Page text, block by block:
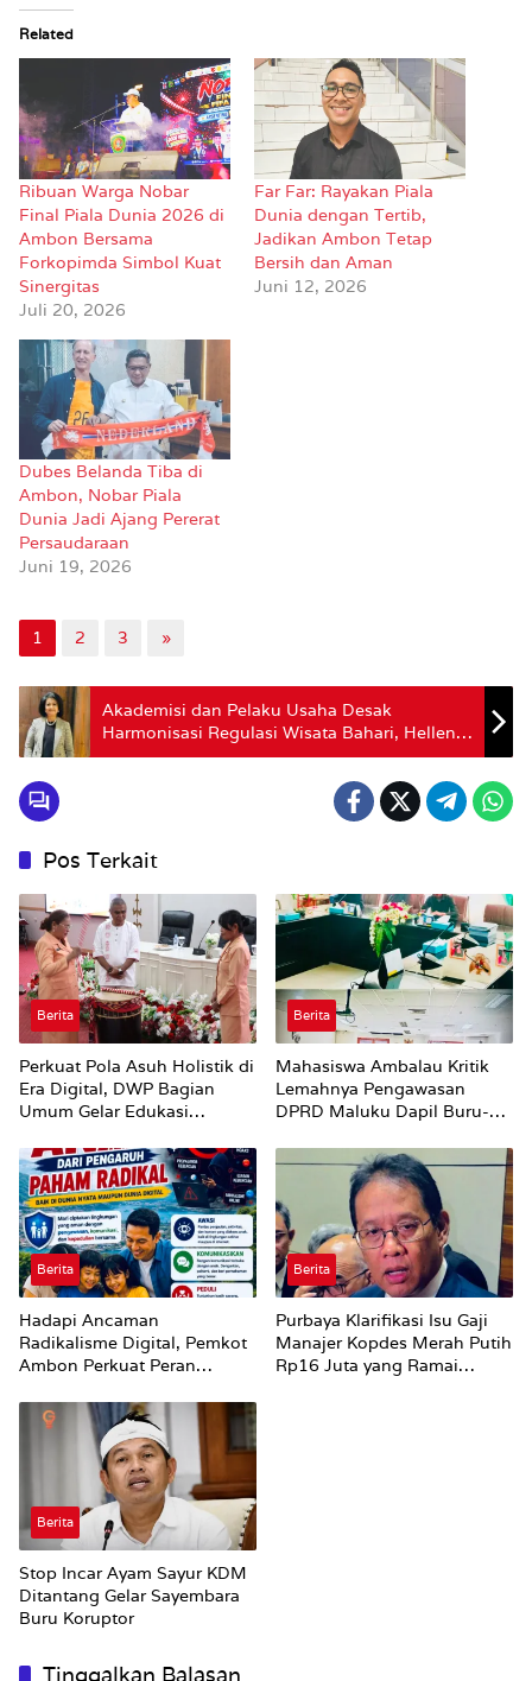
Related
Ribuan Warga Nobar
Final Piala Dunia 2026 di
Ambon Bersama
Forkopimda Simbol Kuat
Sinergitas
Juli 20, 2026
Far Far: Rayakan Piala
Dunia dengan Tertib,
Jadikan Ambon Tetap
Bersih dan Aman
Juni 12, 2026
Dubes Belanda Tiba di
Ambon, Nobar Piala
Dunia Jadi Ajang Pererat
Persaudaraan
Juni 19, 2026
1 2 3 »
Akademisi dan Pelaku Usaha Desak
Harmonisasi Regulasi Wisata Bahari, Hellen
de Lima: Berpotensi Timbulkan Hambatan
dalam Pengelolaan maupun Pengembangan
Pos Terkait
Berita
Perkuat Pola Asuh Holistik di
Era Digital, DWP Bagian
Umum Gelar Edukasi
Berita
Mahasiswa Ambalau Kritik
Lemahnya Pengawasan
DPRD Maluku Dapil Buru-
Perubahan Status Jalan
Berita
Hadapi Ancaman
Radikalisme Digital, Pemkot
Ambon Perkuat Peran
Berita
Purbaya Klarifikasi Isu Gaji
Manajer Kopdes Merah Putih
Rp16 Juta yang Ramai
Berita
Stop Incar Ayam Sayur KDM
Ditantang Gelar Sayembara
Buru Koruptor
Tinggalkan Balasan